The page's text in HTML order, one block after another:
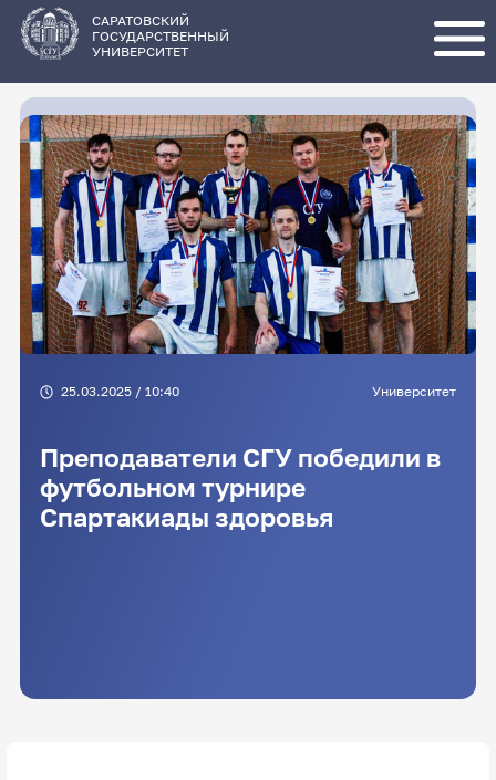
основному
содержанию
САРАТОВСКИЙ
ГОСУДАРСТВЕННЫЙ
УНИВЕРСИТЕТ
25.03.2025 / 10:40 Университет
Преподаватели СГУ победили в
футбольном турнире
Спартакиады здоровья